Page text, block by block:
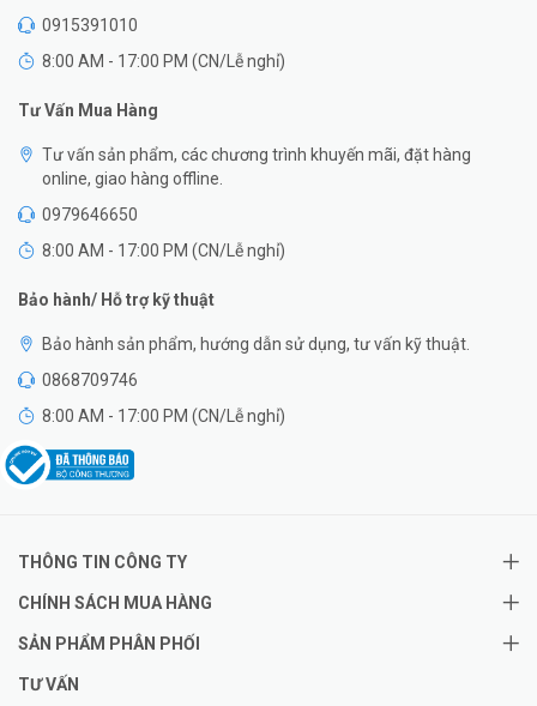
0915391010
8:00 AM - 17:00 PM (CN/Lễ nghỉ)
Tư Vấn Mua Hàng
Tư vấn sản phẩm, các chương trình khuyến mãi, đặt hàng
online, giao hàng offline.
0979646650
8:00 AM - 17:00 PM (CN/Lễ nghỉ)
Bảo hành/ Hỗ trợ kỹ thuật
Bảo hành sản phẩm, hướng dẫn sử dụng, tư vấn kỹ thuật.
0868709746
8:00 AM - 17:00 PM (CN/Lễ nghỉ)
THÔNG TIN CÔNG TY
CHÍNH SÁCH MUA HÀNG
SẢN PHẨM PHÂN PHỐI
TƯ VẤN